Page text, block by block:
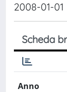
2008-01-01
Scheda
Anno